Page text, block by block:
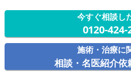
今すぐ相談し
0120-424-
施術・治療に
相談・名医紹介依